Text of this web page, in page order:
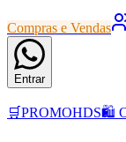
Compras e Vendas
Entrar
🛒PROMOHDS🛍️